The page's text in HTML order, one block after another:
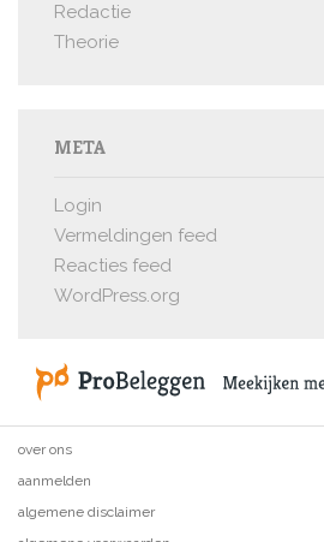
Redactie
Theorie
META
Login
Vermeldingen feed
Reacties feed
WordPress.org
over ons
aanmelden
algemene disclaimer